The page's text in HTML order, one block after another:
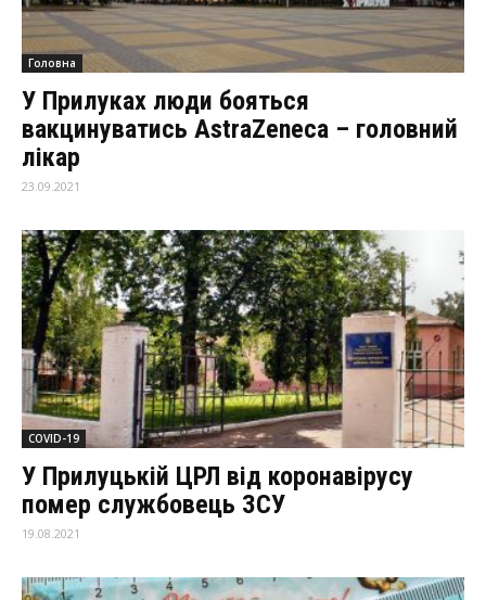
Головна
У Прилуках люди бояться
вакцинуватись AstraZeneca – головний
лікар
23.09.2021
COVID-19
У Прилуцькій ЦРЛ від коронавірусу
помер службовець ЗСУ
19.08.2021